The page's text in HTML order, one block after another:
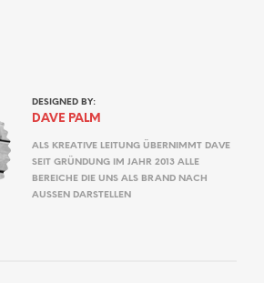
DESIGNED BY:
DAVE PALM
ALS KREATIVE LEITUNG ÜBERNIMMT DAVE
SEIT GRÜNDUNG IM JAHR 2013 ALLE
BEREICHE DIE UNS ALS BRAND NACH
AUSSEN DARSTELLEN